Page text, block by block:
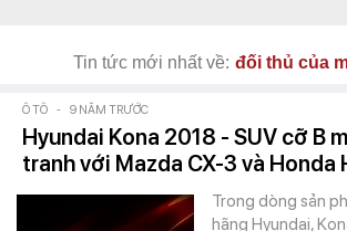
Tin tức mới nhất về: đối thủ của
Ô TÔ - 9 NĂM TRƯỚC
Hyundai Kona 2018 - SUV cỡ B
tranh với Mazda CX-3 và Honda
Trong dòng sản
hãng Hyundai,